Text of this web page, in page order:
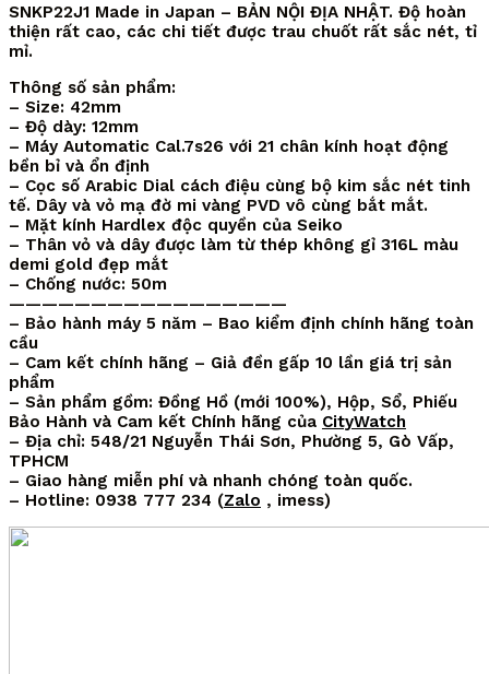
SNKP22J1 Made in Japan – BẢN NỘI ĐỊA NHẬT. Độ hoàn
thiện rất cao, các chi tiết được trau chuốt rất sắc nét, tỉ
mỉ.
Thông số sản phẩm:
– Size: 42mm
– Độ dày: 12mm
– Máy Automatic Cal.7s26 với 21 chân kính hoạt động
bền bỉ và ổn định
– Cọc số Arabic Dial cách điệu cùng bộ kim sắc nét tinh
tế. Dây và vỏ mạ đờ mi vàng PVD vô cùng bắt mắt.
– Mặt kính Hardlex độc quyền của Seiko
– Thân vỏ và dây được làm từ thép không gỉ 316L màu
demi gold đẹp mắt
– Chống nước: 50m
—————————————————
– Bảo hành máy 5 năm – Bao kiểm định chính hãng toàn
cầu
– Cam kết chính hãng – Giả đền gấp 10 lần giá trị sản
phẩm
– Sản phẩm gồm: Đồng Hồ (mới 100%), Hộp, Sổ, Phiếu
Bảo Hành và Cam kết Chính hãng của CityWatch
– Địa chỉ: 548/21 Nguyễn Thái Sơn, Phường 5, Gò Vấp,
TPHCM
– Giao hàng miễn phí và nhanh chóng toàn quốc.
– Hotline: 0938 777 234 (Zalo , imess)